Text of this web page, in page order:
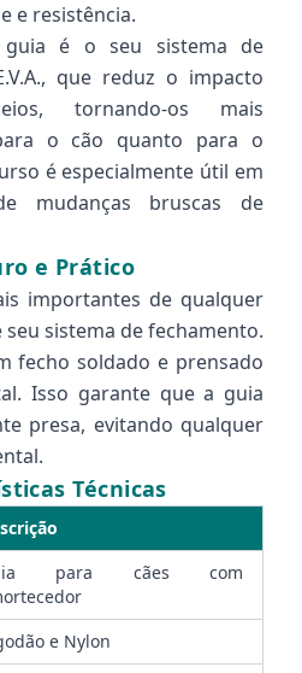
e resistência.
guia é o seu sistema de
que reduz o impacto
tornando-os mais
o cão quanto para o
é especialmente útil em
mudanças bruscas de
e Prático
importantes de qualquer
sistema de fechamento.
fecho soldado e prensado
Isso garante que a guia
presa, evitando qualquer
Técnicas
para cães com
e Nylon